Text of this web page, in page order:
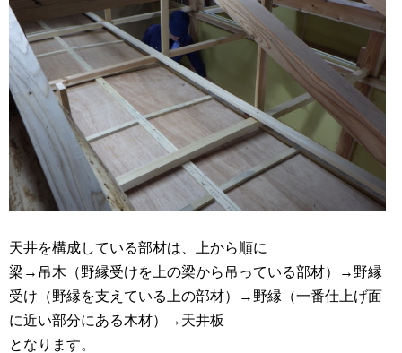
天井を構成している部材は、上から順に
梁→吊木（野縁受けを上の梁から吊っている部材）→野縁
受け（野縁を支えている上の部材）→野縁（一番仕上げ面
に近い部分にある木材）→天井板
となります。